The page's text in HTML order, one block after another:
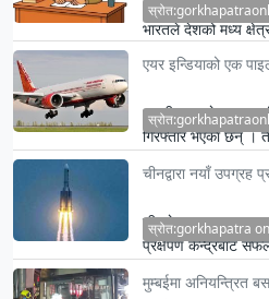
भारतले देशको मध्य
विद्रोहलाई दमन गर्ने
शनिबार दुई …
एयर इन्डियाको एक
भारतीय वायुसेवा ‘एयर
गिरफ्तार भएका छन् ।
चीनद्वारा नयाँ उपग्रह
चीनले मङ्गलबार
प्रक्षेपण केन्द्रबाट
स्रोत:gorkhapatra
मुम्बईमा अनियन्त्रित